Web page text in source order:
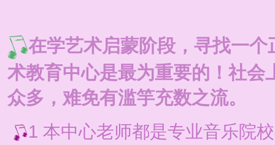
在学艺术启蒙阶段，寻找一个
术教育中心是最为重要的！社会
众多，难免有滥竽充数之流。
1 本中心老师都是专业音乐院